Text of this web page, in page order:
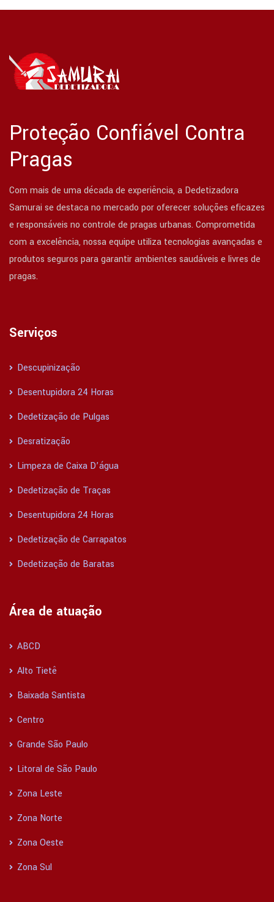
Proteção Confiável Contra
Pragas
Com mais de uma década de experiência, a Dedetizadora
Samurai se destaca no mercado por oferecer soluções eficazes
e responsáveis no controle de pragas urbanas. Comprometida
com a excelência, nossa equipe utiliza tecnologias avançadas e
produtos seguros para garantir ambientes saudáveis e livres de
pragas.
Serviços
Descupinização
Desentupidora 24 Horas
Dedetização de Pulgas
Desratização
Limpeza de Caixa D’água
Dedetização de Traças
Desentupidora 24 Horas
Dedetização de Carrapatos
Dedetização de Baratas
Área de atuação
ABCD
Alto Tietê
Baixada Santista
Centro
Grande São Paulo
Litoral de São Paulo
Zona Leste
Zona Norte
Zona Oeste
Zona Sul